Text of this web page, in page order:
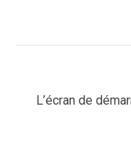
Previous
L’écran de